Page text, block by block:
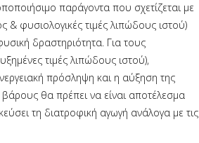
παράγοντα που σχετίζεται με
& φυσιολογικές τιμές λιπώδους ιστού)
δραστηριότητα. Για τους
τιμές λιπώδους ιστού),
πρόσληψη και η αύξηση της
θα πρέπει να είναι αποτέλεσμα
τη διατροφική αγωγή ανάλογα με τις